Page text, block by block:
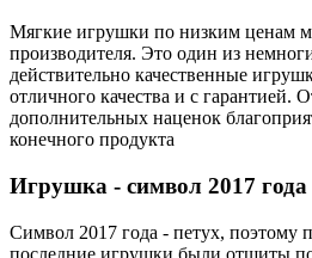
Мягкие игрушки по низким ценам
производителя. Это один из
действительно качественные
отличного качества и с гарантией.
дополнительных наценок
конечного продукта
Игрушка - символ 2017 года
Символ 2017 года - петух, поэтому
последние игрушки были отшиты